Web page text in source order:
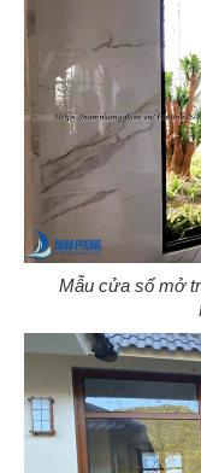
Mẫu cửa sổ mở